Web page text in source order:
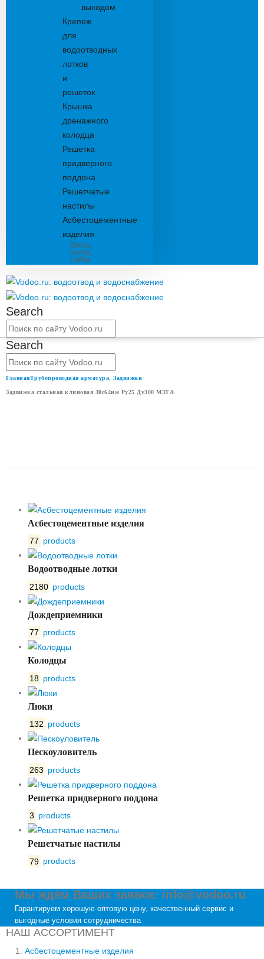
выходом
Крепеж
для
водоотводных
лотков
и
решеток
Крышка
дренажного
колодца
Решетка
придверного
поддона
Решетчатые
настилы
Асбестоцементные
изделия
Листы,
плиты,
трубы
Search
Search
ГлавнаяТрубопроводная арматура, Задвижки
Задвижка стальная клиновая 30с64нж Ру25 Ду300 МЗТА
Асбестоцементные изделия
77 products
Водоотводные лотки
2180 products
Дождеприемники
77 products
Колодцы
18 products
Люки
132 products
Пескоуловитель
263 products
Решетка придверного поддона
3 products
Решетчатые настилы
79 products
Мы ждём Ваших заявок: info@vodoo.ru
Гарантируем хорошую оптовую цену, качественный сервис и
выгодные условия сотрудничества
НАШ АССОРТИМЕНТ
Асбестоцементные изделия